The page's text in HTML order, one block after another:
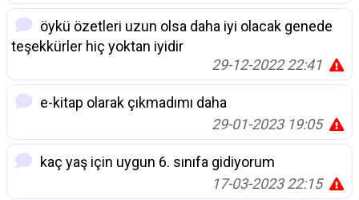
öykü özetleri uzun olsa daha iyi olacak genede
teşekkürler hiç yoktan iyidir
29-12-2022 22:41
e-kitap olarak çıkmadımı daha
29-01-2023 19:05
kaç yaş için uygun 6. sınıfa gidiyorum
17-03-2023 22:15